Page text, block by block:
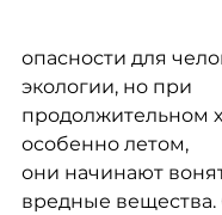
опасности для
экологии, но при
продолжительном
особенно летом,
они начинают
вредные вещества.